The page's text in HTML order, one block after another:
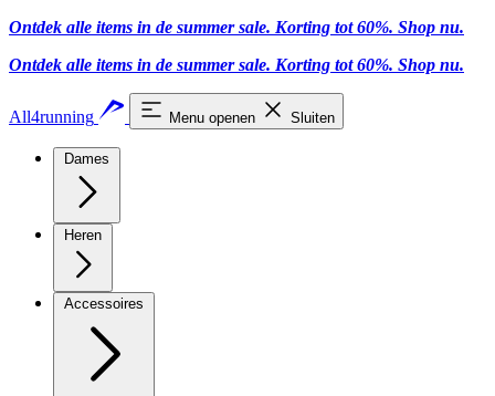
Ontdek alle items in de summer sale. Korting tot 60%. Shop nu.
Ontdek alle items in de summer sale. Korting tot 60%. Shop nu.
All4running Menu openen Sluiten
Dames
Heren
Accessoires